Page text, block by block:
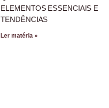
ELEMENTOS ESSENCIAIS E
TENDÊNCIAS
Ler matéria »